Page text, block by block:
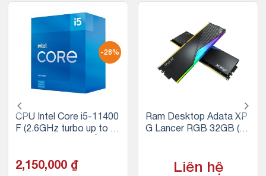
-28%
CPU Intel Core i5-11400
F (2.6GHz turbo up to 4.
2,150,000 ₫
Ram Desktop Adata XP
G Lancer RGB 32GB (2x
Liên hệ